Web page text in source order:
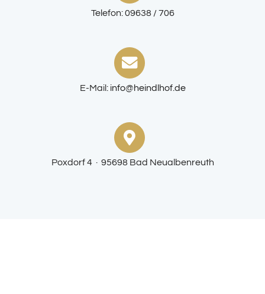
Telefon: 09638 / 706
E-Mail: info@heindlhof.de
Poxdorf 4 · 95698 Bad Neualbenreuth